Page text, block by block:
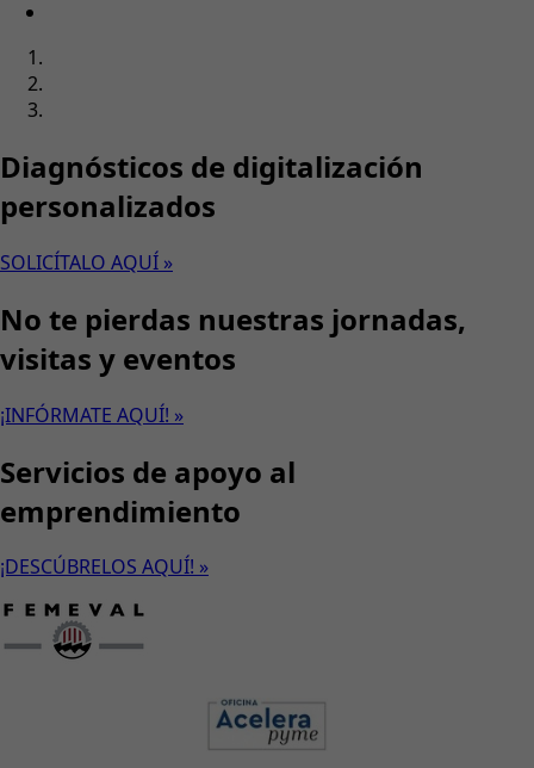
Diagnósticos de digitalización
personalizados
SOLICÍTALO AQUÍ »
No te pierdas nuestras jornadas,
visitas y eventos
¡INFÓRMATE AQUÍ! »
Servicios de apoyo al
emprendimiento
¡DESCÚBRELOS AQUÍ! »